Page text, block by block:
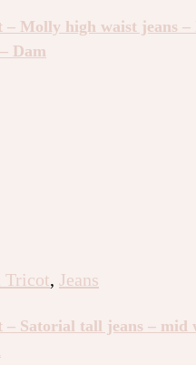
– Molly high waist jeans –
Dam
Tricot, Jeans
– Satorial tall jeans – mid